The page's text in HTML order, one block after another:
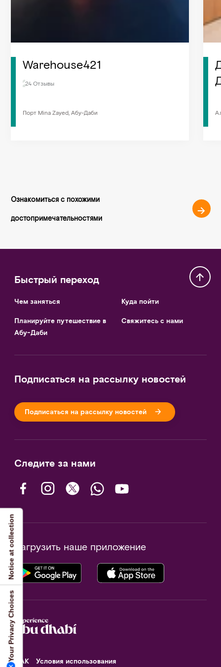
Warehouse421
24 Отзывы
Порт Mina Zayed, Абу-Даби
Ознакомиться с похожими
достопримечательностями
Быстрый переход
Чем заняться
Планируйте путешествие в
Абу-Даби
Куда пойти
Свяжитесь с нами
Подписаться на рассылку новостей
Подписаться на рассылку новостей
Следите за нами
Загрузить наше приложение
ФАК Условия использования
Your Privacy Choices
Notice at collection